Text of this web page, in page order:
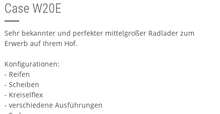
Case W20E
Sehr bekannter und perfekter mittelgroßer Radlader zum
Erwerb auf Ihrem Hof.
Konfigurationen:
- Reifen
- Scheiben
- Kreiselflex
- verschiedene Ausführungen